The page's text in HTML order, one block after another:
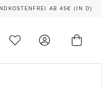
AB 45€ (IN D)